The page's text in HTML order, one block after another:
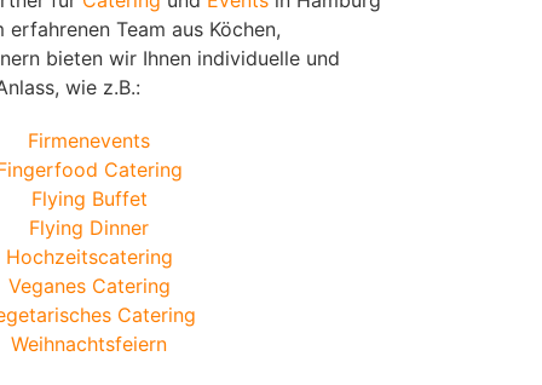
Team aus Köchen,
bieten wir Ihnen individuelle und
wie z.B.:
Firmenevents
Catering
Flying Buffet
Flying Dinner
Hochzeitscatering
Veganes Catering
Catering
Weihnachtsfeiern